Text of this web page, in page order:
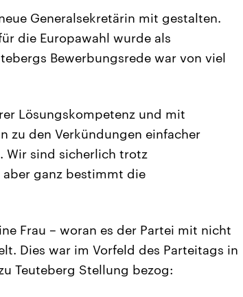
Generalsekretärin mit gestalten.
die Europawahl wurde als
Bewerbungsrede war von viel
Lösungskompetenz und mit
zu den Verkündungen einfacher
Wir sind sicherlich trotz
ganz bestimmt die
Frau – woran es der Partei mit nicht
Dies war im Vorfeld des Parteitags in
Teuteberg Stellung bezog: